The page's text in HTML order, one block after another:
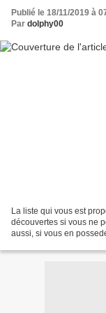
Publié le 18/11/2019 à
Par dolphy00
La liste qui vous est
découvertes si vous ne
aussi, si vous en